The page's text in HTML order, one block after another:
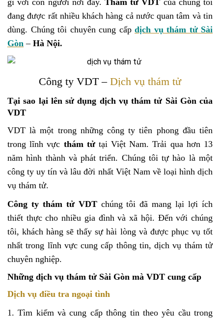
đang được rất nhiều khách hàng cả nước quan tâm và tin
dùng. Chúng tôi chuyên cung cấp dịch vụ thám tử Sài
Gòn – Hà Nội.
Công ty VDT – Dịch vụ thám tử
Tại sao lại lên sử dụng dịch vụ thám tử Sài Gòn của
VDT
VDT là một trong những công ty tiên phong đầu tiên
trong lĩnh vực thám tửtại Việt Nam. Trải qua hơn 13
năm hình thành và phát triển. Chúng tôi tự hào là một
công ty uy tín và lâu đời nhất Việt Nam về loại hình dịch
vụ thám tử.
Công ty thám tử VDTchúng tôi đã mang lại lợi ích
thiết thực cho nhiều gia đình và xã hội. Đến với chúng
tôi, khách hàng sẽ thấy sự hài lòng và được phục vụ tốt
nhất trong lĩnh vực cung cấp thông tin, dịch vụ thám tử
chuyên nghiệp.
Những dịch vụ thám tử Sài Gòn mà VDT cung cấp
Dịch vụ điều tra ngoại tình
1. Tìm kiếm và cung cấp thông tin theo yêu cầu trong